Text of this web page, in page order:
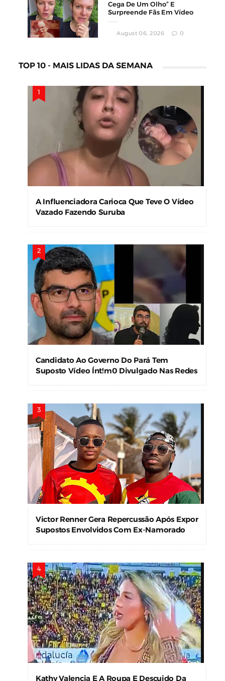
Cega De Um Olho” E
Surpreende Fãs Em Vídeo
August 06, 2026 0
TOP 10 - MAIS LIDAS DA SEMANA
A Influenciadora Carioca Que Teve O Vídeo
Vazado Fazendo Suruba
Candidato Ao Governo Do Pará Tem
Suposto Vídeo Ínt!m0 Divulgado Nas Redes
Victor Renner Gera Repercussão Após Expor
Supostos Envolvidos Com Ex-Namorado
Kathy Valencia E A Roupa E Descuido Da